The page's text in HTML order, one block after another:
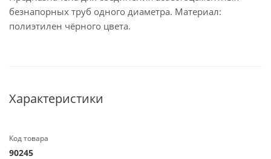
безнапорных труб одного диаметра. Материал:
полиэтилен чёрного цвета.
Характеристики
Код товара
90245